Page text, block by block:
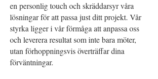
en personlig touch och skräddarsyr våra
lösningar för att passa just ditt projekt. Vår
styrka ligger i vår förmåga att anpassa oss
och leverera resultat som inte bara möter,
utan förhoppningsvis överträffar dina
förväntningar.